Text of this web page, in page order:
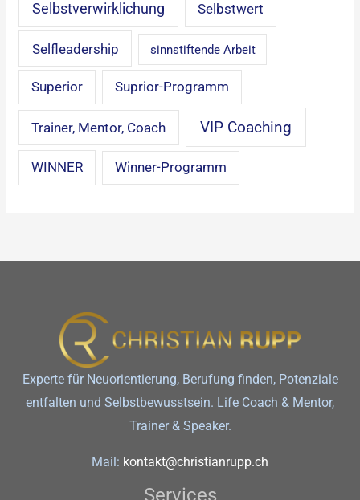
Selbstverwirklichung Selbstwert
Selfleadership sinnstiftende Arbeit
Superior Suprior-Programm
Trainer, Mentor, Coach VIP Coaching
WINNER Winner-Programm
Experte für Neuorientierung, Berufung finden, Potenziale
entfalten und Selbstbewusstsein. Life Coach & Mentor,
Trainer & Speaker.
Mail: kontakt@christianrupp.ch
Services